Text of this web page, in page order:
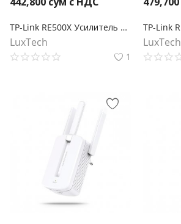
TP-Link RE500X Усилитель сигнала Wi-Fi 6 AX1500
LuxTech
1
LuxTech